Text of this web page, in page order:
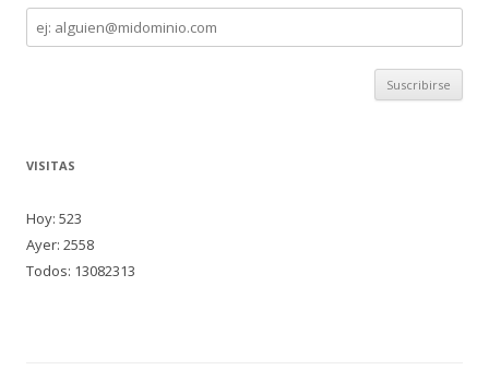
Dirección
de
correo
VISITAS
Hoy: 523
Ayer: 2558
Todos: 13082313